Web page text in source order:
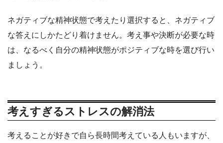
ネガティブな精神状態で考えたり選択すると、ネガティブ
な答えにしかたどり着けません。考え事や決断が必要な時
は、なるべく自分の精神状態がポジティブな時を選び行い
ましょう。
考えすぎるストレスの解消法
考えることが好きで自ら長時間考えている人もいますが、